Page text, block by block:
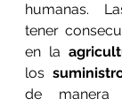
humanas.
tener
en la
los
de